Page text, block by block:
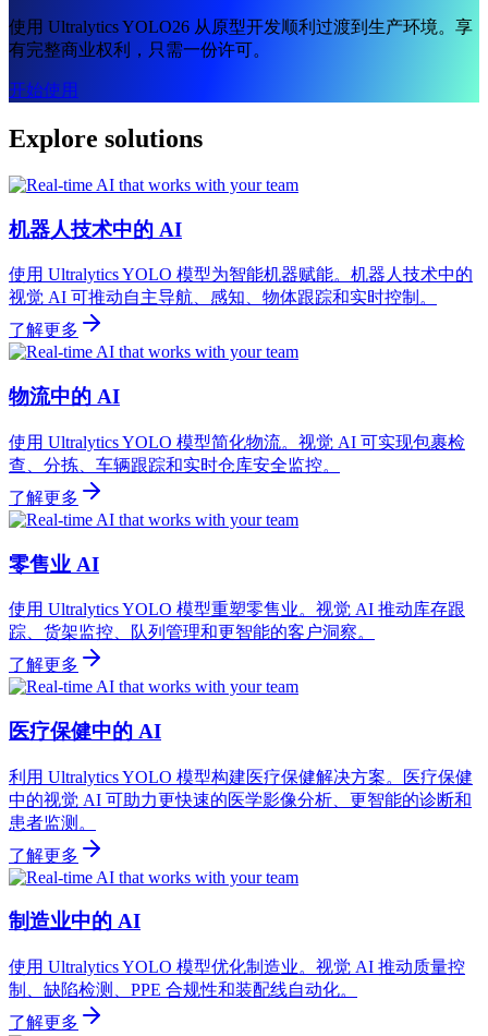
使用 Ultralytics YOLO26 从原型开发顺利过渡到生产环境。享
有完整商业权利，只需一份许可。
开始使用
Explore solutions
机器人技术中的 AI
使用 Ultralytics YOLO 模型为智能机器赋能。机器人技术中的
视觉 AI 可推动自主导航、感知、物体跟踪和实时控制。
了解更多
物流中的 AI
使用 Ultralytics YOLO 模型简化物流。视觉 AI 可实现包裹检
查、分拣、车辆跟踪和实时仓库安全监控。
了解更多
零售业 AI
使用 Ultralytics YOLO 模型重塑零售业。视觉 AI 推动库存跟
踪、货架监控、队列管理和更智能的客户洞察。
了解更多
医疗保健中的 AI
利用 Ultralytics YOLO 模型构建医疗保健解决方案。医疗保健
中的视觉 AI 可助力更快速的医学影像分析、更智能的诊断和
患者监测。
了解更多
制造业中的 AI
使用 Ultralytics YOLO 模型优化制造业。视觉 AI 推动质量控
制、缺陷检测、PPE 合规性和装配线自动化。
了解更多